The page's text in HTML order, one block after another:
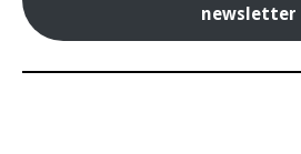
newsletter